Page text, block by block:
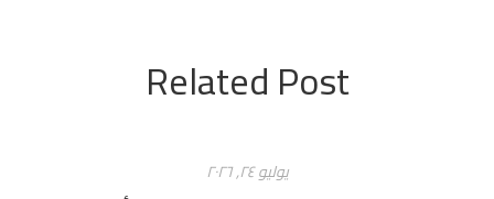
Related Post
يوليو ۲٤, ۲۰۲٦